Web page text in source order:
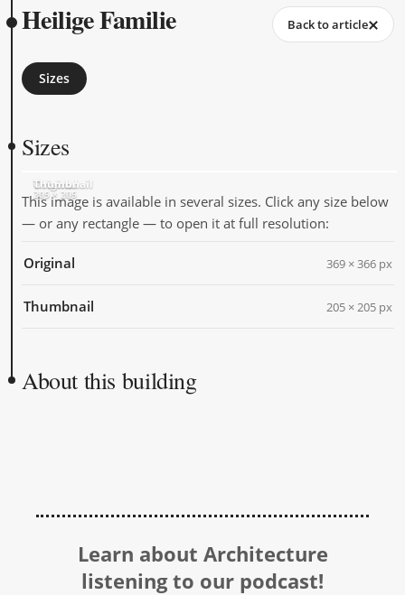
Heilige Familie Back to article
Sizes
Sizes
Original
369 × 366
Thumbnail
205 × 205
This image is available in several sizes. Click any size below
— or any rectangle — to open it at full resolution:
Original 369 × 366 px
Thumbnail 205 × 205 px
About this building
Learn about Architecture
listening to our podcast!